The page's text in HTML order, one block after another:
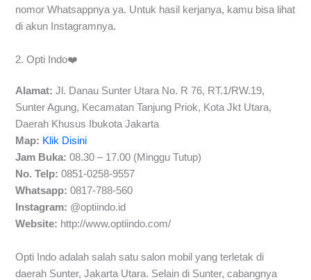
nomor Whatsappnya ya. Untuk hasil kerjanya, kamu bisa lihat
di akun Instagramnya.
2. Opti Indo❤️
Alamat:Jl. Danau Sunter Utara No. R 76, RT.1/RW.19,
Sunter Agung, Kecamatan Tanjung Priok, Kota Jkt Utara,
Daerah Khusus Ibukota Jakarta
Map: Klik Disini
Jam Buka:08.30 – 17.00 (Minggu Tutup)
No. Telp:0851-0258-9557
Whatsapp:0817-788-560
Instagram: @optiindo.id
Website: http://www.optiindo.com/
Opti Indo adalah salah satu salon mobil yang terletak di
daerah Sunter, Jakarta Utara. Selain di Sunter, cabangnya